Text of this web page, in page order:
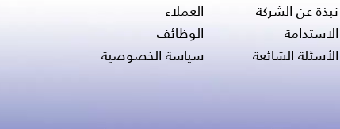
نبذة عن الشركة
العملاء
الاستدامة
الوظائف
الأسئلة الشائعة
سياسة الخصوصية